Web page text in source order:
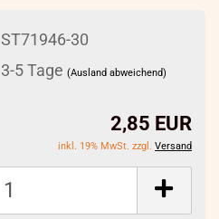
ST71946-30
3-5 Tage (Ausland abweichend)
2,85 EUR
inkl. 19% MwSt. zzgl. Versand